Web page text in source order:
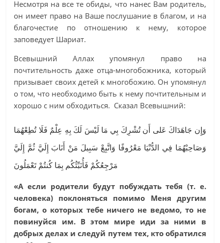
Несмотря на все те обиды, что нанес Вам родитель,
он имеет право на Ваше послушание в благом, и на
благочестие по отношению к нему, которое
заповедует Шариат.
Всевышний Аллах упомянул право на
почтительность даже отца-многобожника, который
призывает своих детей к многобожию. Он упомянул
о том, что необходимо быть к нему почтительным и
хорошо с ним обходиться. Сказал Всевышний:
وَإِن جَاهَدَاكَ عَلى أَن تُشْرِكَ بِي مَا لَيْسَ لَكَ بِهِ عِلْمٌ فَلَا تُطِعْهُمَا
وَصَاحِبْهُمَا فِي الدُّنْيَا مَعْرُوفًا وَاتَّبِعْ سَبِيلَ مَنْ أَنَابَ إِلَيَّ ثُمَّ إِلَيَّ
مَرْجِعُكُمْ فَأُنَبِّئُكُم بِمَا كُنتُمْ تَعْمَلُونَ
«А если родители будут побуждать тебя (т. е.
человека) поклоняться помимо Меня другим
богам, о которых тебе ничего не ведомо, то не
повинуйся им. В этом мире иди за ними в
добрых делах и следуй путем тех, кто обратился